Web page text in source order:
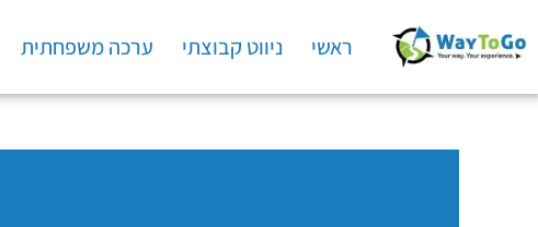
ראשי ניווט קבוצתי ערכה משפחתית